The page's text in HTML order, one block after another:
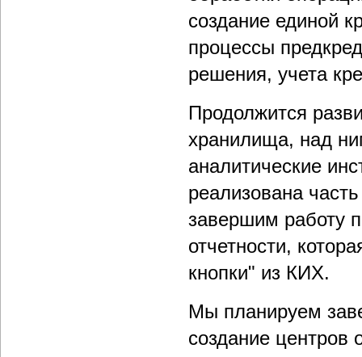
создание единой
процессы
решения, учета
Продолжится
хранилища, над
аналитические
реализована
завершим работу
отчетности,
кнопки" из КИХ.
Мы планируем
создание центров